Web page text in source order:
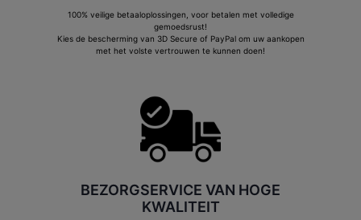
100% veilige betaaloplossingen, voor betalen met volledige
gemoedsrust!
Kies de bescherming van 3D Secure of PayPal om uw aankopen
met het volste vertrouwen te kunnen doen!
BEZORGSERVICE VAN HOGE
KWALITEIT